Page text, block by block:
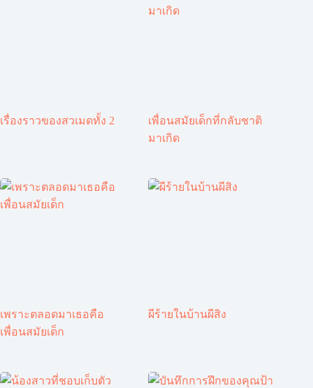
เรื่องราวของสวเมดทั้ง 2
เพื่อนสมัยเด็กที่กลับชาติ
มาเกิด
เพราะตลอดมาเธอคือ
เพื่อนสมัยเด็ก
ผีร้ายในบ้านผีสิง